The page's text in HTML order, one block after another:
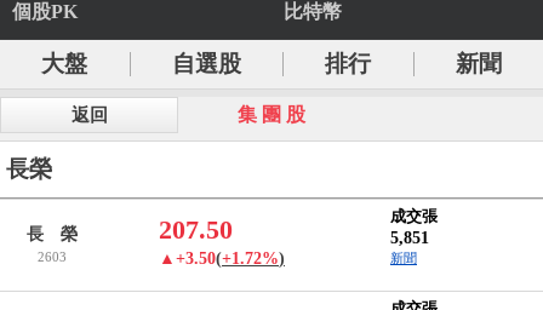
個股PK 比特幣
大盤 自選股 排行 新聞
返回 集 團 股
長榮
長 榮
2603
207.50
▲+3.50(+1.72%)
成交張
5,851
新聞